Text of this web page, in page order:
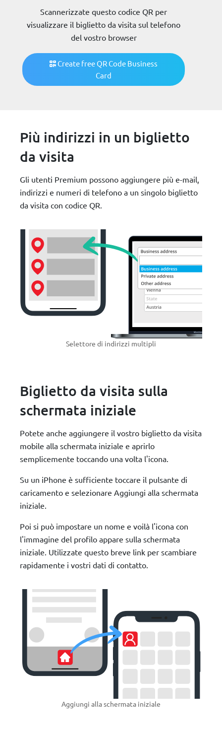
Scannerizzate questo codice QR per
visualizzare il biglietto da visita sul telefono
del vostro browser
Create free QR Code Business
Card
Più indirizzi in un biglietto
da visita
Gli utenti Premium possono aggiungere più e-mail,
indirizzi e numeri di telefono a un singolo biglietto
da visita con codice QR.
Selettore di indirizzi multipli
Biglietto da visita sulla
schermata iniziale
Potete anche aggiungere il vostro biglietto da visita
mobile alla schermata iniziale e aprirlo
semplicemente toccando una volta l'icona.
Su un iPhone è sufficiente toccare il pulsante di
caricamento e selezionare Aggiungi alla schermata
iniziale.
Poi si può impostare un nome e voilà l'icona con
l'immagine del profilo appare sulla schermata
iniziale. Utilizzate questo breve link per scambiare
rapidamente i vostri dati di contatto.
Aggiungi alla schermata iniziale